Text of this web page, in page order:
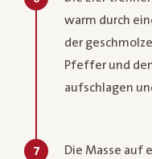
warm durch
der
Pfeffer und
aufschlagen
7
Die Masse auf